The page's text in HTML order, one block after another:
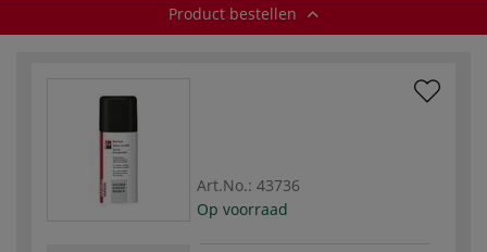
Product bestellen
Art.No.: 43736
Op voorraad